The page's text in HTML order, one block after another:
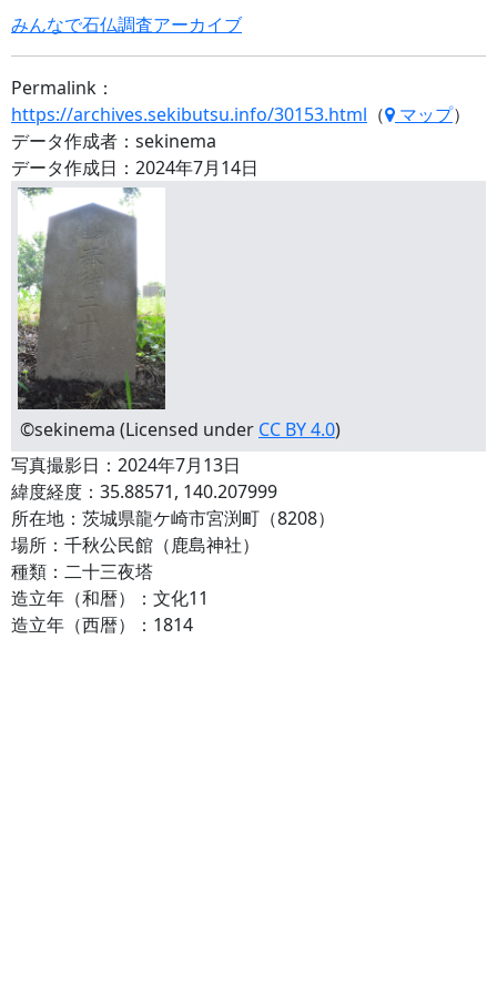
みんなで石仏調査アーカイブ
Permalink：
https://archives.sekibutsu.info/30153.html （ マップ）
データ作成者：sekinema
データ作成日：2024年7月14日
©sekinema (Licensed under CC BY 4.0)
写真撮影日：2024年7月13日
緯度経度：35.88571, 140.207999
所在地：茨城県龍ケ崎市宮渕町（8208）
場所：千秋公民館（鹿島神社）
種類：二十三夜塔
造立年（和暦）：文化11
造立年（西暦）：1814